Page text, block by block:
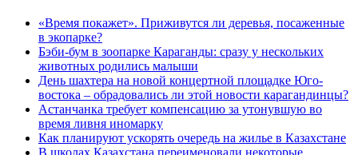
«Время покажет». Приживутся ли деревья, посаженные
в экопарке?
Бэби-бум в зоопарке Караганды: сразу у нескольких
животных родились малыши
День шахтера на новой концертной площадке Юго-
востока – обрадовались ли этой новости карагандинцы?
Астанчанка требует компенсацию за утонувшую во
время ливня иномарку
Как планируют ускорять очередь на жилье в Казахстане
В школах Казахстана переименовали некоторые